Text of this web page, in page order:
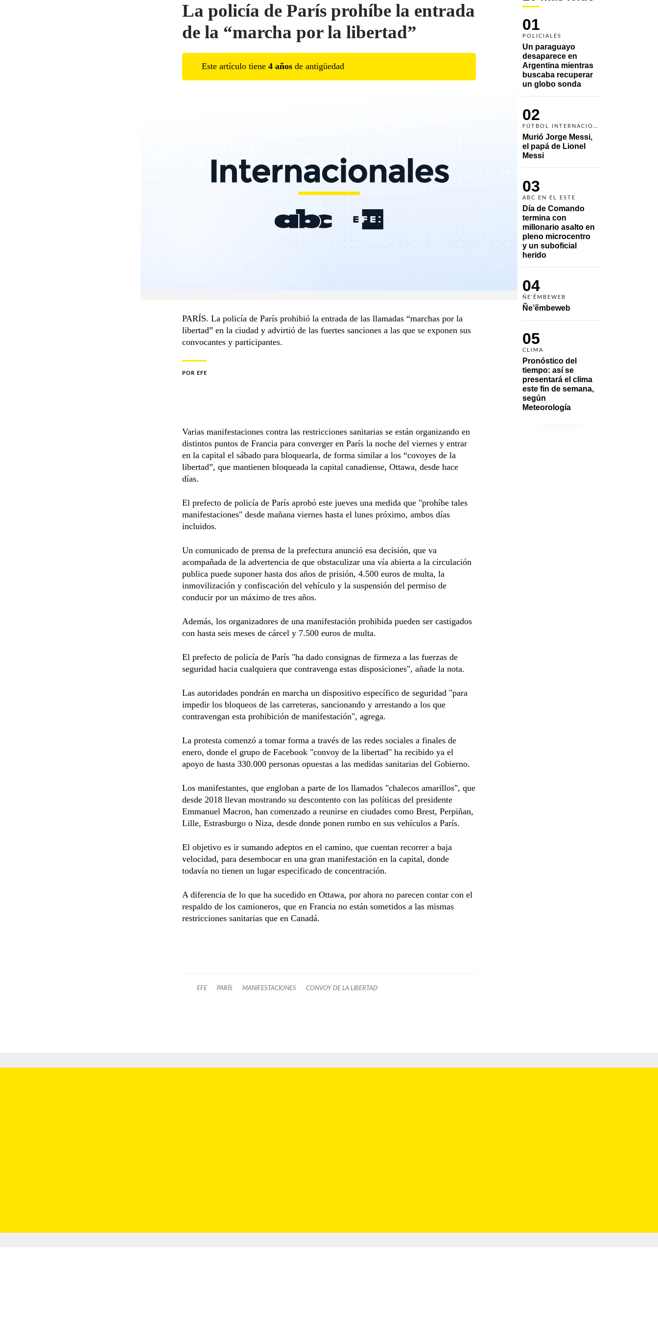
01
POLICIALES
Un paraguayo
desaparece en
Argentina mientras
buscaba recuperar
un globo sonda
02
Murió Jorge Messi,
el papá de Lionel
Messi
03
ABC EN EL ESTE
Día de Comando
termina con
millonario asalto en
pleno microcentro
y un suboficial
herido
04
ÑE'ẼMBEWEB
Ñe’ẽmbeweb
05
CLIMA
Pronóstico del
tiempo: así se
presentará el clima
este fin de semana,
según
Meteorología
La policía de París prohíbe la entrada
de la “marcha por la libertad”
Este artículo tiene 4 años de antigüedad
PARÍS. La policía de París prohibió la entrada de las llamadas “marchas por la
libertad” en la ciudad y advirtió de las fuertes sanciones a las que se exponen sus
convocantes y participantes.
POR EFE
Varias manifestaciones contra las restricciones sanitarias se están organizando en
distintos puntos de Francia para converger en París la noche del viernes y entrar
en la capital el sábado para bloquearla, de forma similar a los “covoyes de la
libertad”, que mantienen bloqueada la capital canadiense, Ottawa, desde hace
días.
El prefecto de policía de París aprobó este jueves una medida que "prohíbe tales
manifestaciones" desde mañana viernes hasta el lunes próximo, ambos días
incluidos.
Un comunicado de prensa de la prefectura anunció esa decisión, que va
acompañada de la advertencia de que obstaculizar una vía abierta a la circulación
publica puede suponer hasta dos años de prisión, 4.500 euros de multa, la
inmovilización y confiscación del vehículo y la suspensión del permiso de
conducir por un máximo de tres años.
Además, los organizadores de una manifestación prohibida pueden ser castigados
con hasta seis meses de cárcel y 7.500 euros de multa.
El prefecto de policía de París "ha dado consignas de firmeza a las fuerzas de
seguridad hacia cualquiera que contravenga estas disposiciones", añade la nota.
Las autoridades pondrán en marcha un dispositivo específico de seguridad "para
impedir los bloqueos de las carreteras, sancionando y arrestando a los que
contravengan esta prohibición de manifestación", agrega.
La protesta comenzó a tomar forma a través de las redes sociales a finales de
enero, donde el grupo de Facebook "convoy de la libertad" ha recibido ya el
apoyo de hasta 330.000 personas opuestas a las medidas sanitarias del Gobierno.
Los manifestantes, que engloban a parte de los llamados "chalecos amarillos", que
desde 2018 llevan mostrando su descontento con las políticas del presidente
Emmanuel Macron, han comenzado a reunirse en ciudades como Brest, Perpiñan,
Lille, Estrasburgo o Niza, desde donde ponen rumbo en sus vehículos a París.
El objetivo es ir sumando adeptos en el camino, que cuentan recorrer a baja
velocidad, para desembocar en una gran manifestación en la capital, donde
todavía no tienen un lugar especificado de concentración.
A diferencia de lo que ha sucedido en Ottawa, por ahora no parecen contar con el
respaldo de los camioneros, que en Francia no están sometidos a las mismas
restricciones sanitarias que en Canadá.
EFE PARÍS MANIFESTACIONES CONVOY DE LA LIBERTAD